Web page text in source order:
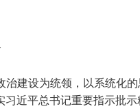
建设为统领，以系统化的
习近平总书记重要指示批